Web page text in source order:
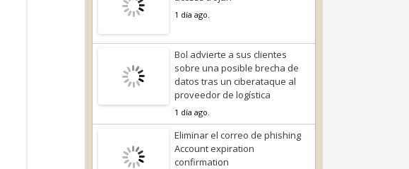
1 día ago.
Bol advierte a sus clientes
sobre una posible brecha de
datos tras un ciberataque al
proveedor de logística
1 día ago.
Eliminar el correo de phishing
Account expiration
confirmation